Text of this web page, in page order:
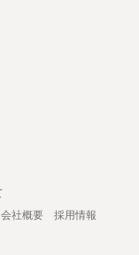
会社概要
採用情報